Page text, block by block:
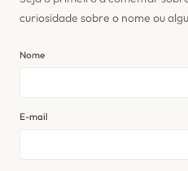
curiosidade sobre o nome ou
Nome
E-mail